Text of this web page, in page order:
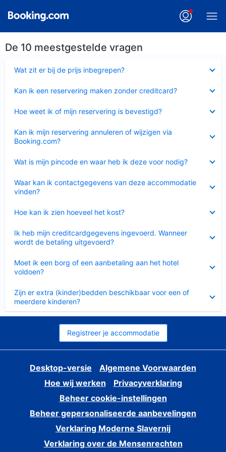
De 10 meestgestelde vragen
Wat zit er bij de prijs inbegrepen?
Kan ik een reservering maken zonder creditcard?
Hoe weet ik of mijn reservering is bevestigd?
Kan ik mijn reservering annuleren of wijzigen via
Booking.com?
Wat is mijn pincode en waar heb ik deze voor nodig?
Waar kan ik contactgegevens van deze accommodatie
vinden?
Hoe kan ik zien hoeveel het kost?
Ik heb mijn creditcardgegevens ingevoerd. Wanneer
wordt de betaling uitgevoerd?
Moet ik een borg of een aanbetaling aan het hotel
voldoen?
Zijn er extra (kinder)bedden beschikbaar voor een of
meerdere kinderen?
Registreer je accommodatie
Desktop-versie
Algemene Voorwaarden
Hoe wij werken
Privacyverklaring
Beheer cookie-instellingen
Beheer gepersonaliseerde aanbevelingen
Verklaring Moderne Slavernij
Verklaring over de Mensenrechten